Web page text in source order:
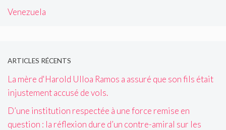
Venezuela
ARTICLES RÉCENTS
La mère d'Harold Ulloa Ramos a assuré que son fils était
injustement accusé de vols.
D’une institution respectée à une force remise en
question : la réflexion dure d’un contre-amiral sur les